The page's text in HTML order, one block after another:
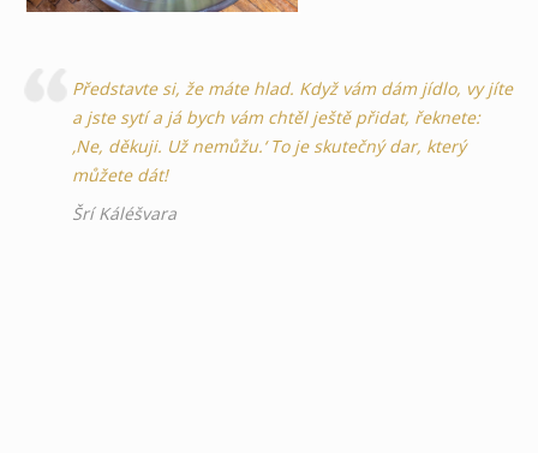
Představte si, že máte hlad. Když vám dám jídlo, vy jíte
a jste sytí a já bych vám chtěl ještě přidat, řeknete:
‚Ne, děkuji. Už nemůžu.‘ To je skutečný dar, který
můžete dát!
Šrí Káléšvara